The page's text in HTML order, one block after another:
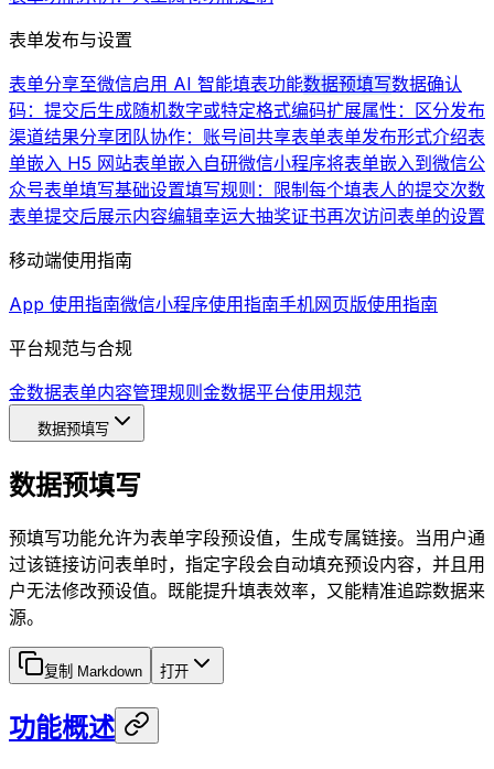
表单发布与设置
表单分享至微信启用 AI 智能填表功能数据预填写数据确认
码：提交后生成随机数字或特定格式编码扩展属性：区分发布
渠道结果分享团队协作：账号间共享表单表单发布形式介绍表
单嵌入 H5 网站表单嵌入自研微信小程序将表单嵌入到微信公
众号表单填写基础设置填写规则：限制每个填表人的提交次数
表单提交后展示内容编辑幸运大抽奖证书再次访问表单的设置
移动端使用指南
App 使用指南微信小程序使用指南手机网页版使用指南
平台规范与合规
金数据表单内容管理规则金数据平台使用规范
数据预填写
数据预填写
预填写功能允许为表单字段预设值，生成专属链接。当用户通
过该链接访问表单时，指定字段会自动填充预设内容，并且用
户无法修改预设值。既能提升填表效率，又能精准追踪数据来
源。
复制 Markdown 打开
功能概述